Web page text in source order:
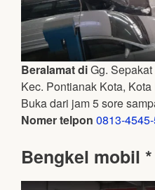
Beralamat diGg.
Kec. Pontianak Kota,
Buka dari jam 5 sore
Nomer telpon 0813-
Bengkel mobil